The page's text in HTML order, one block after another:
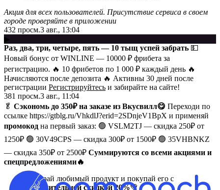
Акция для всех пользователей. Присутствие сервиса в своем
городе проверяйте в приложении
432 просм.3 авг., 13:04
▶
Раз, два, три, четыре, пять — 10 тыщ успей забрать 💵
Новый бонус от WINLINE — 10000 ₽ фрибета за
регистрацию. 🔥 10 фрибетов по 1 000 ₽ каждый день 🔥
Начисляются после депозита 🔥 Активны 30 дней после
регистрации Регистрируйтесь и забирайте на сайте!
381 просм.3 авг., 11:04
🥬 Сэкономь до 350₽ на заказе из Вкусвилл😋 Переходи по
ссылке https://gtblg.ru/VhkdlJ?erid=2SDnjeV1BpX и применяй
промокод на первый заказ: 🟢 VSLM2TJ — скидка 250₽ от
1250₽ 🟢 30V49CPS — скидка 300₽ от 1500₽ 🟢 35VHBNKZ
— скидка 350₽ от 2500₽ Суммируются со всеми акциями и
спецпредложениями🔥
Выбирай любимый продукт и покупай его с
дополнительной скидкой 20%💚